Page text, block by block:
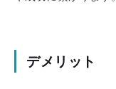
デメリット